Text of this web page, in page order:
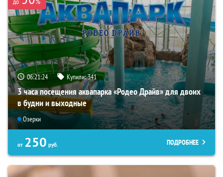
06:21:23 Купили:341
3 часа посещения аквапарка «Родео Драйв» для двоих
в будни и выходные
Озерки
от 250 руб. ПОДРОБНЕЕ